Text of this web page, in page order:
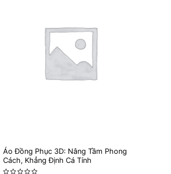
Áo Đồng Phục 3D: Nâng Tầm Phong
Cách, Khẳng Định Cá Tính